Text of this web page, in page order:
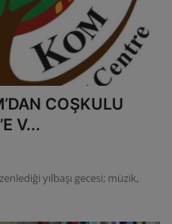
COŞKULU
V...
yılbaşı gecesi; müzik,